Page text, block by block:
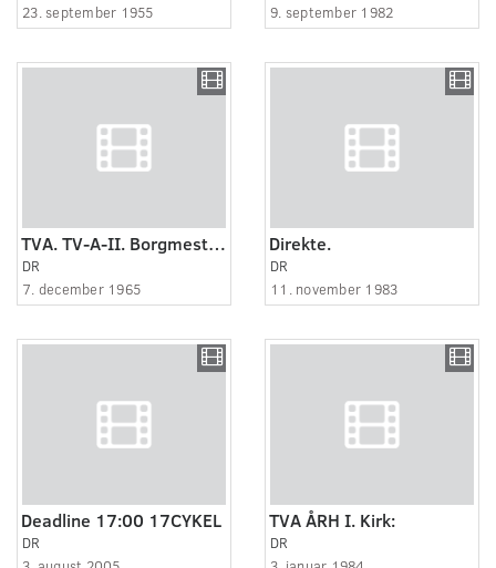
23. september 1955
9. september 1982
TVA. TV-A-II. Borgmester Henning Rasmussen, Esbjerg, besvarer spørgsmålet om baggrunden f..
DR
7. december 1965
Direkte.
DR
11. november 1983
Deadline 17:00 17CYKEL
DR
TVA ÅRH I. Kirk:
DR